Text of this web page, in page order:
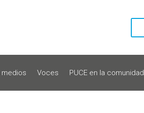
medios Voces PUCE en la comunidad